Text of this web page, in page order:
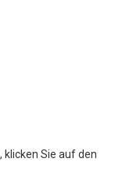
klicken Sie auf den